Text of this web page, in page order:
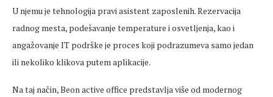
U njemu je tehnologija pravi asistent zaposlenih. Rezervacija
radnog mesta, podešavanje temperature iosvetljenja, kao i
angažovanje IT podrške je proces koji podrazumeva samo jedan
ili nekoliko klikova putem aplikacije.
Na taj način,Beonactive office predstavlja više od modernog